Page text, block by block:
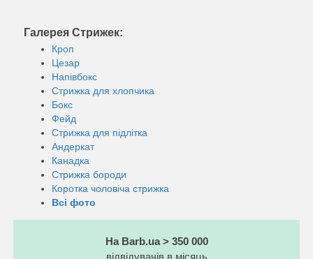
Галерея Стрижек:
Кроп
Цезар
Напівбокс
Стрижка для хлопчика
Бокс
Фейд
Стрижка для підлітка
Андеркат
Канадка
Стрижка бороди
Коротка чоловіча стрижка
Всі фото
На Barb.ua > 350 000
відвідувачів в місяць